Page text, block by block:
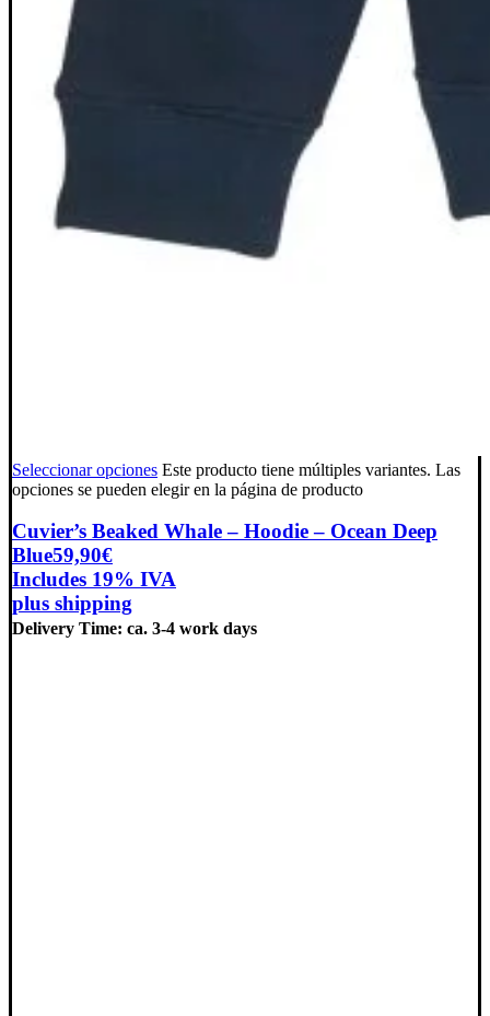
Seleccionar opciones Este producto tiene múltiples variantes. Las
opciones se pueden elegir en la página de producto
Cuvier’s Beaked Whale – Hoodie – Ocean Deep
Blue59,90€
Includes 19% IVA
plus shipping
Delivery Time: ca. 3-4 work days